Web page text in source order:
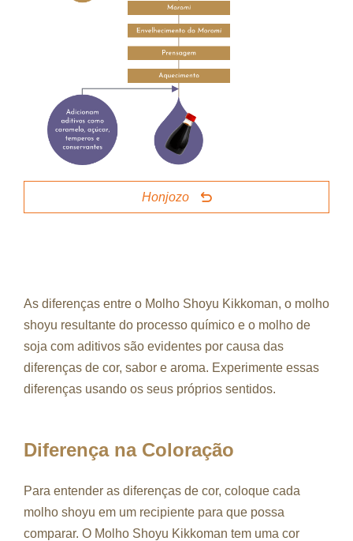
Honjozo
As diferenças entre o Molho Shoyu Kikkoman, o molho
shoyu resultante do processo químico e o molho de
soja com aditivos são evidentes por causa das
diferenças de cor, sabor e aroma. Experimente essas
diferenças usando os seus próprios sentidos.
Diferença na Coloração
Para entender as diferenças de cor, coloque cada
molho shoyu em um recipiente para que possa
comparar. O Molho Shoyu Kikkoman tem uma cor